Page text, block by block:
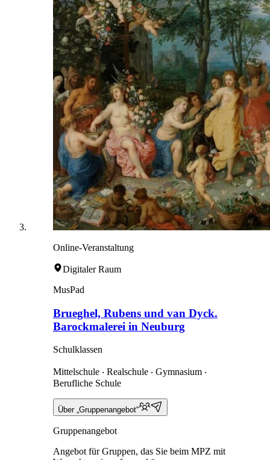
Online-Veranstaltung
Digitaler Raum
MusPad
Brueghel, Rubens und van Dyck.
Barockmalerei in Neuburg
Schulklassen
Mittelschule ‧ Realschule ‧ Gymnasium ‧
Berufliche Schule
Über „Gruppenangebot“
Gruppenangebot
Angebot für Gruppen, das Sie beim MPZ mit